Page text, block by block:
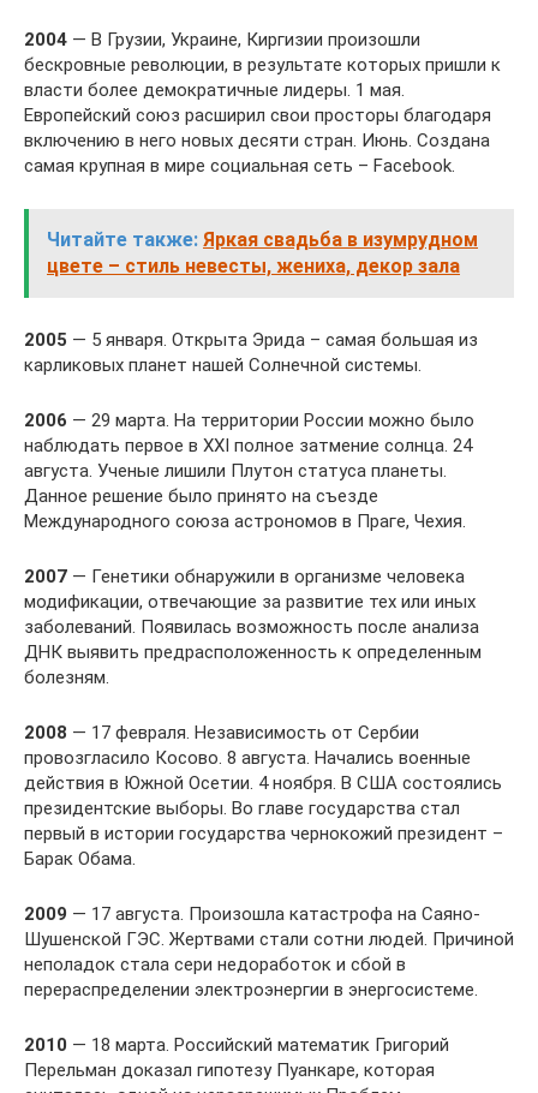
2004 — В Грузии, Украине, Киргизии произошли
бескровные революции, в результате которых пришли к
власти более демократичные лидеры. 1 мая.
Европейский союз расширил свои просторы благодаря
включению в него новых десяти стран. Июнь. Создана
самая крупная в мире социальная сеть – Facebook.
Читайте также: Яркая свадьба в изумрудном
цвете – стиль невесты, жениха, декор зала
2005 — 5 января. Открыта Эрида – самая большая из
карликовых планет нашей Солнечной системы.
2006 — 29 марта. На территории России можно было
наблюдать первое в XXI полное затмение солнца. 24
августа. Ученые лишили Плутон статуса планеты.
Данное решение было принято на съезде
Международного союза астрономов в Праге, Чехия.
2007 — Генетики обнаружили в организме человека
модификации, отвечающие за развитие тех или иных
заболеваний. Появилась возможность после анализа
ДНК выявить предрасположенность к определенным
болезням.
2008 — 17 февраля. Независимость от Сербии
провозгласило Косово. 8 августа. Начались военные
действия в Южной Осетии. 4 ноября. В США состоялись
президентские выборы. Во главе государства стал
первый в истории государства чернокожий президент –
Барак Обама.
2009 — 17 августа. Произошла катастрофа на Саяно-
Шушенской ГЭС. Жертвами стали сотни людей. Причиной
неполадок стала сери недоработок и сбой в
перераспределении электроэнергии в энергосистеме.
2010 — 18 марта. Российский математик Григорий
Перельман доказал гипотезу Пуанкаре, которая